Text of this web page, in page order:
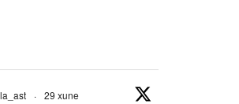
· 29 xune